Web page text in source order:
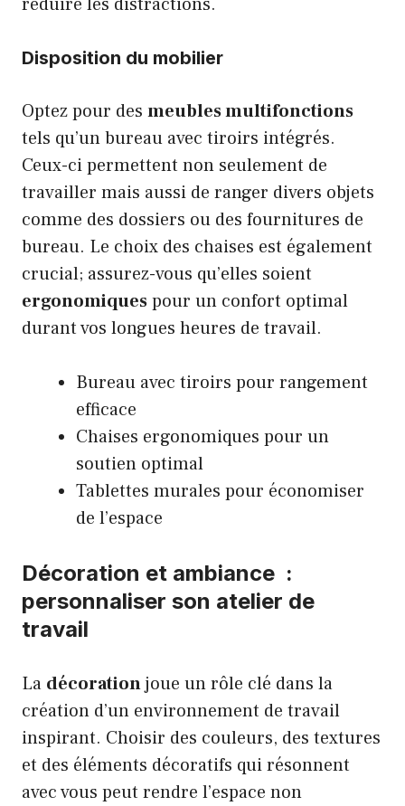
réduire les distractions.
Disposition du mobilier
Optez pour des meubles multifonctions
tels qu’un bureau avec tiroirs intégrés.
Ceux-ci permettent non seulement de
travailler mais aussi de ranger divers objets
comme des dossiers ou des fournitures de
bureau. Le choix des chaises est également
crucial; assurez-vous qu’elles soient
ergonomiquespour un confort optimal
durant vos longues heures de travail.
Bureau avec tiroirs pour rangement
efficace
Chaises ergonomiques pour un
soutien optimal
Tablettes murales pour économiser
de l’espace
Décoration et ambiance :
personnaliser son atelier de
travail
La décorationjoue un rôle clé dans la
création d’un environnement de travail
inspirant. Choisir des couleurs, des textures
et des éléments décoratifs qui résonnent
avec vous peut rendre l’espace non